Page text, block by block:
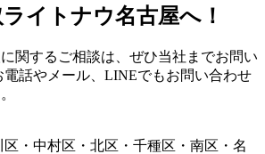
イトナウ名古屋へ！
関するご相談は、ぜひ当社までお問い
話やメール、LINEでもお問い合わせ
・中村区・北区・千種区・南区・名